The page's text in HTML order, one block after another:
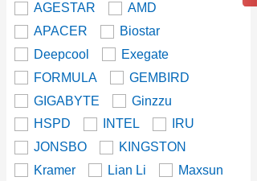
AGESTAR
AMD
APACER
Biostar
Deepcool
Exegate
FORMULA
GEMBIRD
GIGABYTE
Ginzzu
HSPD
INTEL
IRU
JONSBO
KINGSTON
Kramer
Lian Li
Maxsun